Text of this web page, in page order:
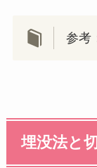
参考
埋没法と